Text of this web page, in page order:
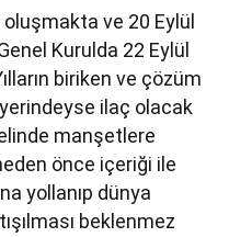
oluşmakta ve 20 Eylül
Kurulda 22 Eylül
biriken ve çözüm
ilaç olacak
manşetlere
önce içeriği ile
yollanıp dünya
beklenmez